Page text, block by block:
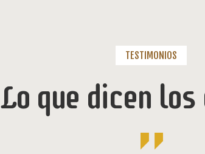
TESTIMONIOS
Lo que dicen